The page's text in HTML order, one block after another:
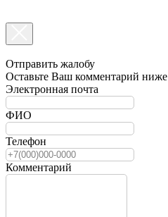
Отправить жалобу
Оставьте Ваш комментарий ниже
Электронная почта
ФИО
Телефон
Комментарий